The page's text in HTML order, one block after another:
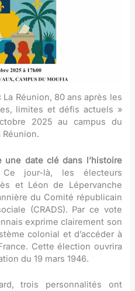
Réunion, 80 ans après les
limites et défis actuels »
2025 au campus du
Réunion.
une date clé dans l’histoire
jour-là, les électeurs
et Léon de Lépervanche
du Comité républicain
(CRADS). Par ce vote
exprime clairement son
colonial et d’accéder à
Cette élection ouvrira
du 19 mars 1946.
trois personnalités ont